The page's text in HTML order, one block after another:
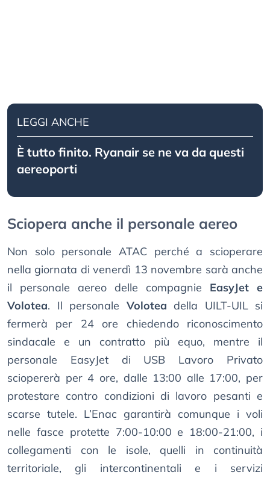
LEGGI ANCHE
È tutto finito. Ryanair se ne va da questi
aereoporti
Sciopera anche il personale aereo
Non solo personale ATAC perché a scioperare
nella giornata di venerdì 13 novembre sarà anche
il personale aereo delle compagnie EasyJet e
Volotea. Il personale Volotea della UILT-UIL si
fermerà per 24 ore chiedendo riconoscimento
sindacale e un contratto più equo, mentre il
personale EasyJet di USB Lavoro Privato
sciopererà per 4 ore, dalle 13:00 alle 17:00, per
protestare contro condizioni di lavoro pesanti e
scarse tutele. L’Enac garantirà comunque i voli
nelle fasce protette 7:00-10:00 e 18:00-21:00, i
collegamenti con le isole, quelli in continuità
territoriale, gli intercontinentali e i servizi